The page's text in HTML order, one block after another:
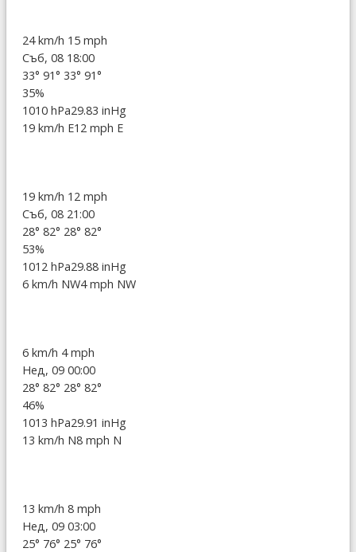
24 km/h 15 mph
Съб, 08 18:00
33° 91° 33° 91°
35%
1010 hPa29.83 inHg
19 km/h E12 mph E
19 km/h 12 mph
Съб, 08 21:00
28° 82° 28° 82°
53%
1012 hPa29.88 inHg
6 km/h NW4 mph NW
6 km/h 4 mph
Нед, 09 00:00
28° 82° 28° 82°
46%
1013 hPa29.91 inHg
13 km/h N8 mph N
13 km/h 8 mph
Нед, 09 03:00
25° 76° 25° 76°